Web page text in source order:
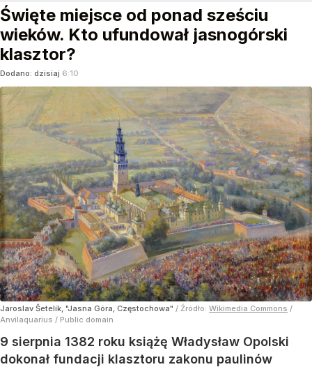
Święte miejsce od ponad sześciu
wieków. Kto ufundował jasnogórski
klasztor?
Dodano: dzisiaj 6:10
Jaroslav Šetelík, "Jasna Góra, Częstochowa" / Źródło: Wikimedia Commons /
Anvilaquarius / Public domain
9 sierpnia 1382 roku książę Władysław Opolski
dokonał fundacji klasztoru zakonu paulinów